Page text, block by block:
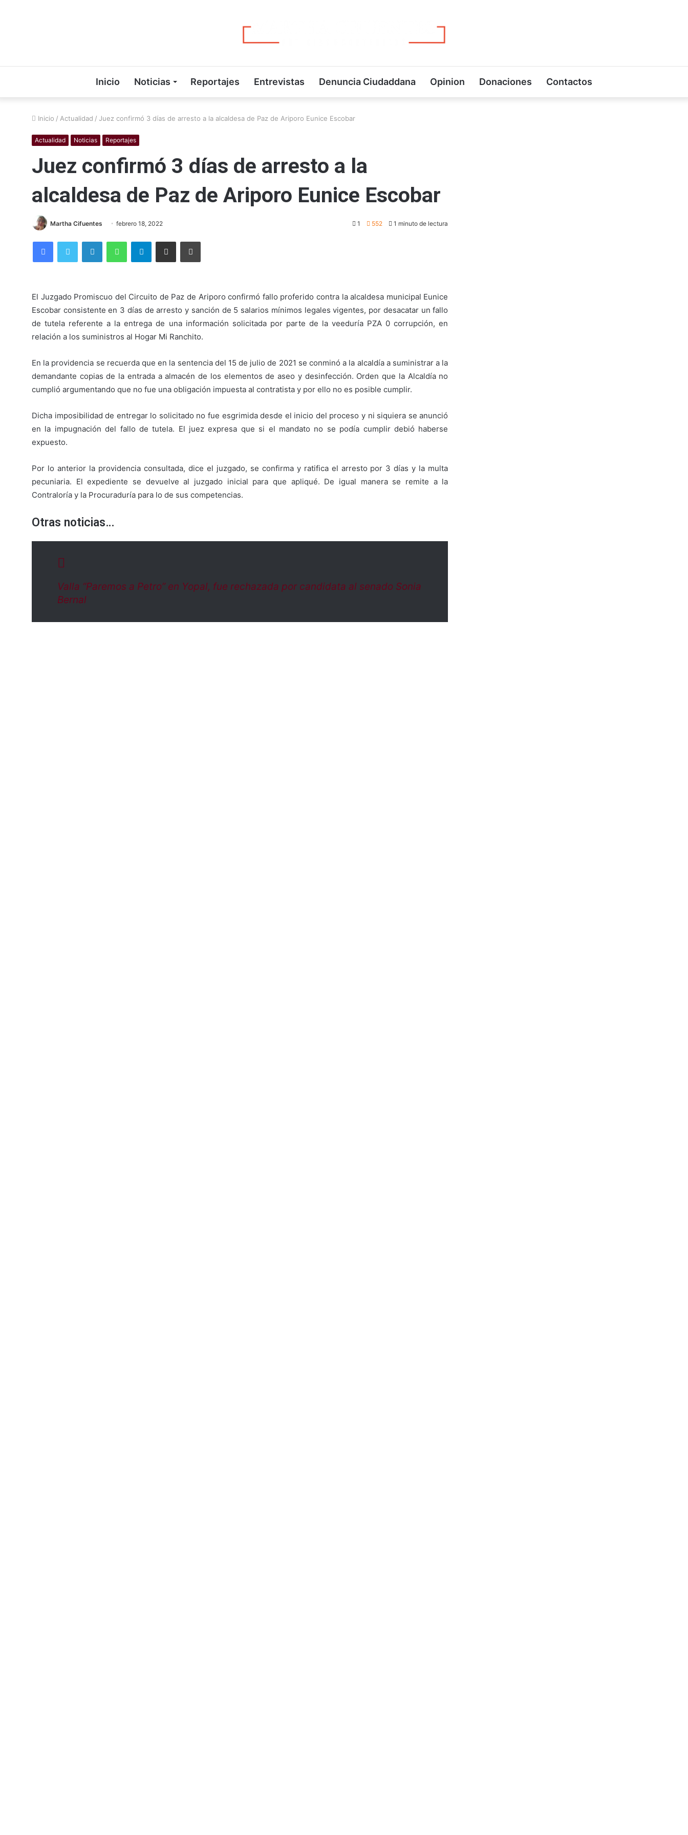
Inicio Noticias Reportajes Entrevistas Denuncia Ciudaddana Opinion Donaciones Contactos
Inicio / Actualidad / Juez confirmó 3 días de arresto a la alcaldesa de Paz de Ariporo Eunice Escobar
Actualidad Noticias Reportajes
Juez confirmó 3 días de arresto a la
alcaldesa de Paz de Ariporo Eunice Escobar
Martha Cifuentes febrero 18, 2022 1 552 1 minuto de lectura
FacebookTwitter LinkedInWhatsAppTelegramCompartir por correo electrónicoImprimir
El Juzgado Promiscuo del Circuito de Paz de Ariporo confirmó fallo proferido contra la alcaldesa municipal Eunice
Escobar consistente en 3 días de arresto y sanción de 5 salarios mínimos legales vigentes, por desacatar un fallo
de tutela referente a la entrega de una información solicitada por parte de la veeduría PZA 0 corrupción, en
relación a los suministros al Hogar Mi Ranchito.
En la providencia se recuerda que en la sentencia del 15 de julio de 2021 se conminó a la alcaldía a suministrar a la
demandante copias de la entrada a almacén de los elementos de aseo y desinfección. Orden que la Alcaldía no
cumplió argumentando que no fue una obligación impuesta al contratista y por ello no es posible cumplir.
Dicha imposibilidad de entregar lo solicitado no fue esgrimida desde el inicio del proceso y ni siquiera se anunció
en la impugnación del fallo de tutela. El juez expresa que si el mandato no se podía cumplir debió haberse
expuesto.
Por lo anterior la providencia consultada, dice el juzgado, se confirma y ratifica el arresto por 3 días y la multa
pecuniaria. El expediente se devuelve al juzgado inicial para que apliqué. De igual manera se remite a la
Contraloría y la Procuraduría para lo de sus competencias.
Otras noticias…
Valla “Paremos a Petro” en Yopal, fue rechazada por candidata al senado Sonia
Bernal